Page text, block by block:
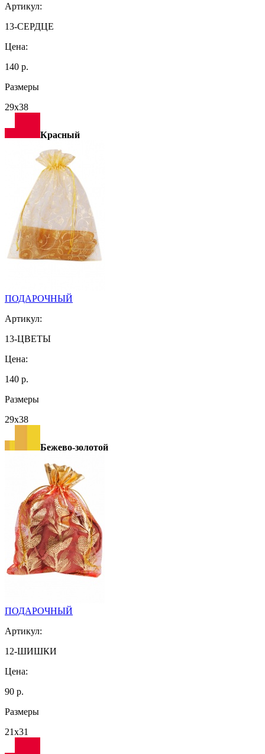
Артикул:
13-СЕРДЦЕ
Цена:
140 р.
Размеры
29х38
Красный
ПОДАРОЧНЫЙ
Артикул:
13-ЦВЕТЫ
Цена:
140 р.
Размеры
29х38
Бежево-золотой
ПОДАРОЧНЫЙ
Артикул:
12-ШИШКИ
Цена:
90 р.
Размеры
21х31